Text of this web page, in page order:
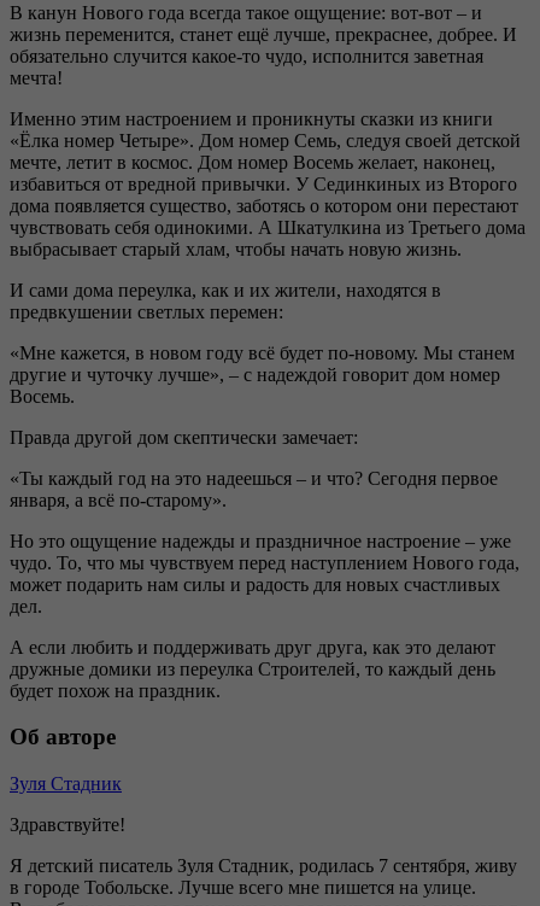
В канун Нового года всегда такое ощущение: вот-вот – и
жизнь переменится, станет ещё лучше, прекраснее, добрее. И
обязательно случится какое-то чудо, исполнится заветная
мечта!
Именно этим настроением и проникнуты сказки из книги
«Ёлка номер Четыре». Дом номер Семь, следуя своей детской
мечте, летит в космос. Дом номер Восемь желает, наконец,
избавиться от вредной привычки. У Сединкиных из Второго
дома появляется существо, заботясь о котором они перестают
чувствовать себя одинокими. А Шкатулкина из Третьего дома
выбрасывает старый хлам, чтобы начать новую жизнь.
И сами дома переулка, как и их жители, находятся в
предвкушении светлых перемен:
«Мне кажется, в новом году всё будет по-новому. Мы станем
другие и чуточку лучше», – с надеждой говорит дом номер
Восемь.
Правда другой дом скептически замечает:
«Ты каждый год на это надеешься – и что? Сегодня первое
января, а всё по-старому».
Но это ощущение надежды и праздничное настроение – уже
чудо. То, что мы чувствуем перед наступлением Нового года,
может подарить нам силы и радость для новых счастливых
дел.
А если любить и поддерживать друг друга, как это делают
дружные домики из переулка Строителей, то каждый день
будет похож на праздник.
Об авторе
Зуля Стадник
Здравствуйте!
Я детский писатель Зуля Стадник, родилась 7 сентября, живу
в городе Тобольске. Лучше всего мне пишется на улице.